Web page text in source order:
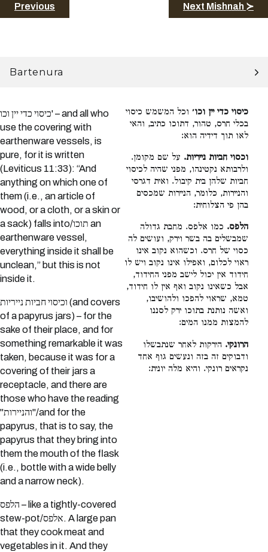
Previous Next Mishnah ≻
Bartenura
כיסוי כדי יין וכו' – and all who
use the covering with
earthenware vessels, is
pure, for it is written
(Leviticus 11:33): “And
anything on which one of
them (i.e., an article of
wood, or a cloth, or a skin or
a sack) falls into/תוכו an
earthenware vessel,
everything inside it shall be
unclean,” but this is not
inside it.
וכיסוי חביות נייריות (and covers
of a papyrus jars) – for the
sake of their place, and for
something remarkable it was
taken, because it was for a
covering of their jars a
receptacle, and there are
those who have the reading
"והניירות"/and for the
papyrus, that is to say, the
papyrus that they bring into
them the mouth of the flask
(i.e., bottle with a wide belly
and a narrow neck).
הלפס – like a tightly-covered
stew-pot/אלפס. A large pan
that they cook meat and
vegetables in it. And they
כיסוי כדי יין וכו׳ וכל המשמש כיסוי
בכלי חרס, טהור, דתוכו כתיב, והאי
לאו תוך דידיה הוא:
וכסוי חביות נייריות. על שם מקומן.
ולרבותא נקטינהו, מפני שהיה לכיסוי
חביות שלהן בית קיבול. ואית דגרסי
והניירות, כלומר, הניירות שמכסים
בהן פי הצלוחית:
הלפס. כמו אלפס. מחבת גדולה
שמבשלים בה בשר וירק, ועושים לה
כסוי של חרס. וכשהוא נקוב אינו
ראוי לכלום, ואפילו אינו נקוב ויש לו
חידוד אין יכול לישב מפני החידוד,
אבל כשאינו נקוב ואף אין לו חידוד,
טמא, שראוי להפכו ולהושיבו,
ואשה נותנת בתוכו ירק לסננו
להמצות ממנו המים:
הרונקי. הירקות לאחר שנתבשלו
ודבוקים זה בזה ונעשים גוף אחד
נקראים רונקי. והיא מלה יונית: